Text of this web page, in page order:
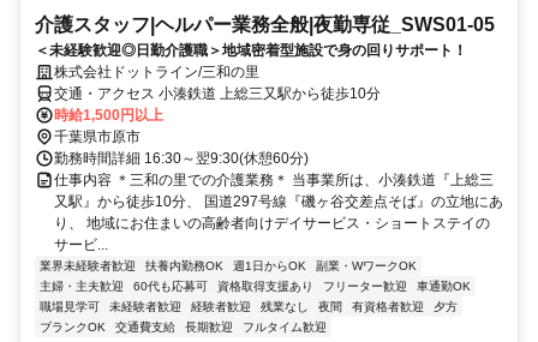
介護スタッフ|ヘルパー業務全般|夜勤専従_SWS01-05
＜未経験歓迎◎日勤介護職＞地域密着型施設で身の回りサポート！
株式会社ドットライン/三和の里
交通・アクセス 小湊鉄道 上総三又駅から徒歩10分
時給1,500円以上
千葉県市原市
勤務時間詳細 16:30～翌9:30(休憩60分)
仕事内容 ＊三和の里での介護業務＊ 当事業所は、小湊鉄道『上総三
又駅』から徒歩10分、 国道297号線『磯ヶ谷交差点そば』の立地にあ
り、 地域にお住まいの高齢者向けデイサービス・ショートステイの
サービ...
業界未経験者歓迎 扶養内勤務OK 週1日からOK
副業・WワークOK
主婦・主夫歓迎
60代も応募可 資格取得支援あり フリーター歓迎
車通勤OK
職場見学可
未経験者歓迎 経験者歓迎 残業なし 夜間 有資格者歓迎
夕方
ブランクOK
交通費支給 長期歓迎 フルタイム歓迎